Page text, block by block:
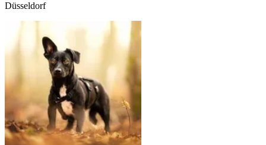
Düsseldorf